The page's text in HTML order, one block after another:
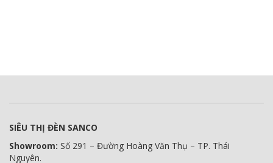
SIÊU THỊ ĐÈN SANCO
Showroom: Số 291 – Đường Hoàng Văn Thụ – TP. Thái
Nguyên.